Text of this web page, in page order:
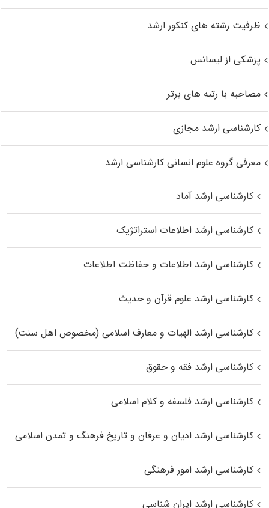
ظرفیت رشته های کنکور ارشد
پزشکی از لیسانس
مصاحبه با رتبه های برتر
کارشناسی ارشد مجازی
معرفی گروه علوم انسانی کارشناسی ارشد
کارشناسی ارشد آماد
کارشناسی ارشد اطلاعات استراتژیک
کارشناسی ارشد اطلاعات و حفاظت اطلاعات
کارشناسی ارشد علوم قرآن و حدیث
کارشناسی ارشد الهیات و معارف اسلامی (مخصوص اهل سنت)
کارشناسی ارشد فقه و حقوق
کارشناسی ارشد فلسفه و کلام اسلامی
کارشناسی ارشد ادیان و عرفان و تاریخ فرهنگ و تمدن اسلامی
کارشناسی ارشد امور فرهنگی
کارشناسی ارشد ایران شناسی